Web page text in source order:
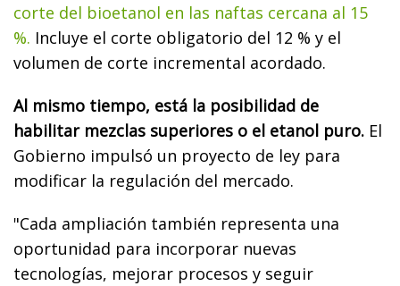
corte del bioetanol en las naftas cercana al 15
%. Incluye el corte obligatorio del 12 % y el
volumen de corte incremental acordado.
Al mismo tiempo, está la posibilidad de
habilitar mezclas superiores o el etanol puro. El
Gobierno impulsó un proyecto de ley para
modificar la regulación del mercado.
"Cada ampliación también representa una
oportunidad para incorporar nuevas
tecnologías, mejorar procesos y seguir